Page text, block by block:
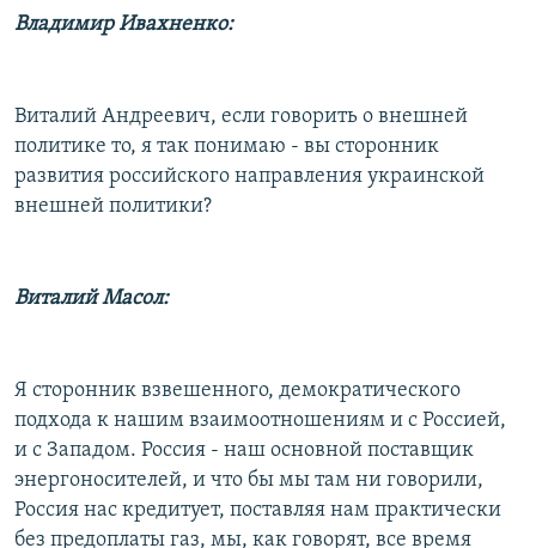
Владимир Ивахненко:
Виталий Андреевич, если говорить о внешней
политике то, я так понимаю - вы сторонник
развития российского направления украинской
внешней политики?
Виталий Масол:
Я сторонник взвешенного, демократического
подхода к нашим взаимоотношениям и с Россией,
и с Западом. Россия - наш основной поставщик
энергоносителей, и что бы мы там ни говорили,
Россия нас кредитует, поставляя нам практически
без предоплаты газ, мы, как говорят, все время